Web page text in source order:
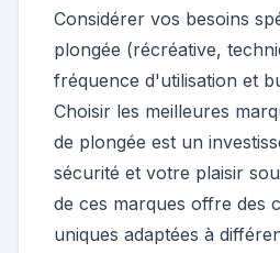
Considérer vos besoins
plongée (récréative,
fréquence d'utilisation et
Choisir les meilleures
de plongée est un
sécurité et votre plaisir
de ces marques offre des
uniques adaptées à